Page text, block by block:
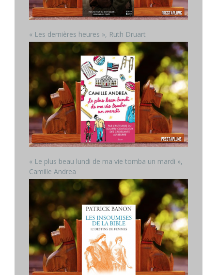
« Les dernières heures », Ruth Druart
« Le plus beau lundi de ma vie tomba un mardi »,
Camille Andrea